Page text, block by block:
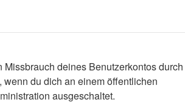
deines Benutzerkontos durch
du dich an einem öffentlichen
ausgeschaltet.